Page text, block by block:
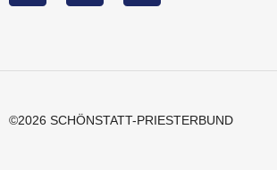
©2026 SCHÖNSTATT-PRIESTERBUND